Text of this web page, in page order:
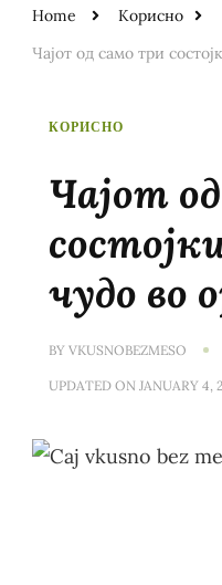
Home
Корисно
Чајот од само три
КОРИСНО
Чајот
чудо во
BY VKUSNOBEZMESO
UPDATED ON JANUARY 4,